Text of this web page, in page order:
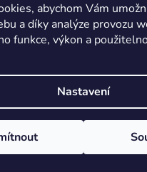
abychom Vám
a díky analýze provozu
funkce, výkon a
Nastavení